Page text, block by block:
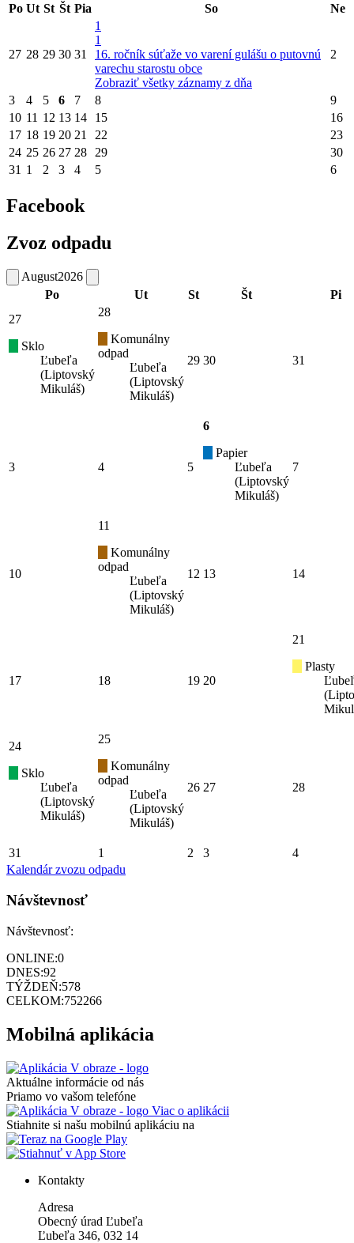
Po Ut St Št Pia So Ne
27 28 29 30 31
1
1
16. ročník súťaže vo varení gulášu o putovnú
varechu starostu obce
Zobraziť všetky záznamy z dňa
2
3 4 5 6 7 8
9
10 11 12 13 14 15
16
17 18 19 20 21 22
23
24 25 26 27 28 29
30
31 1 2 3 4 5 6
Facebook
Zvoz odpadu
August2026
Po
Ut St Št
Pi
27
Sklo
Ľubeľa
(Liptovský
Mikuláš)
28
Komunálny
odpad
Ľubeľa
(Liptovský
Mikuláš)
29 30 31
3 4 5
6
Papier
Ľubeľa
(Liptovský
Mikuláš)
7
10
11
Komunálny
odpad
Ľubeľa
(Liptovský
Mikuláš)
12 13 14
17 18 19 20
21
Plasty
24
Sklo
Ľubeľa
(Liptovský
Mikuláš)
25
Komunálny
odpad
Ľubeľa
(Liptovský
Mikuláš)
26 27 28
31 1 2 3
4
Kalendár zvozu odpadu
Návštevnosť
Návštevnosť:
ONLINE:0
DNES:92
TÝŽDEŇ:578
CELKOM:752266
Mobilná aplikácia
Aktuálne informácie od nás
Priamo vo vašom telefóne
Viac o aplikácii
Stiahnite si našu mobilnú aplikáciu na
Kontakty
Adresa
Obecný úrad Ľubeľa
Ľubeľa 346, 032 14